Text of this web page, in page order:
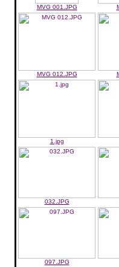
MVG 001.JPG
MVG 012.JPG
1.jpg
032.JPG
097.JPG